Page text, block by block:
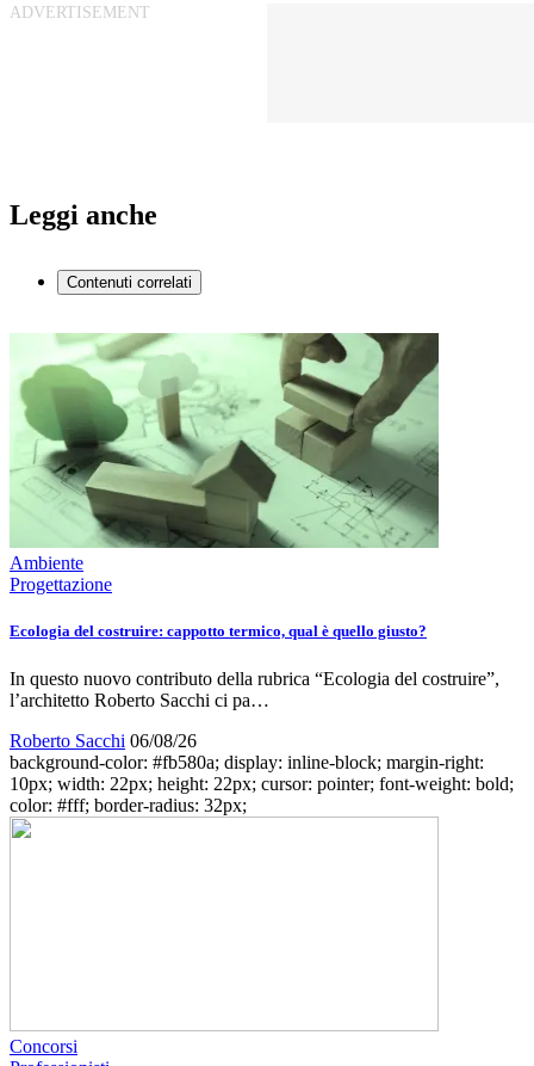
Leggi anche
Contenuti correlati
Ambiente
Progettazione
Ecologia del costruire: cappotto termico, qual è quello giusto?
In questo nuovo contributo della rubrica “Ecologia del costruire”,
l’architetto Roberto Sacchi ci pa…
Roberto Sacchi 06/08/26
background-color: #fb580a; display: inline-block; margin-right:
10px; width: 22px; height: 22px; cursor: pointer; font-weight: bold;
color: #fff; border-radius: 32px;
Concorsi